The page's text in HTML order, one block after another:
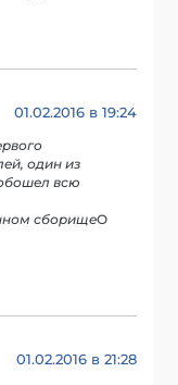
01.02.2016 в 19:24
один из
всю
сборищеО
01.02.2016 в 21:28